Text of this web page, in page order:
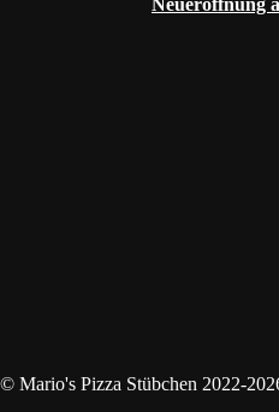
© Mario's Pizza Stübchen 2022-